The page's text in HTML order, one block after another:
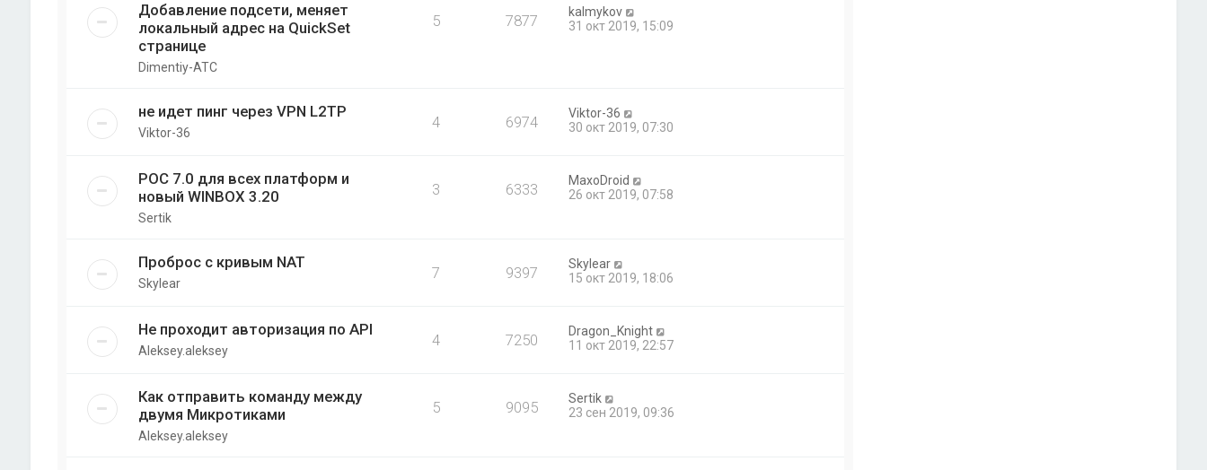
Добавление подсети, меняет
локальный адрес на QuickSet
странице
Dimentiy-ATC
5 7877
kalmykov
31 окт 2019, 15:09
не идет пинг через VPN L2TP
Viktor-36
4 6974
Viktor-36
30 окт 2019, 07:30
РОС 7.0 для всех платформ и
новый WINBOX 3.20
Sertik
3 6333
MaxoDroid
26 окт 2019, 07:58
Проброс с кривым NAT
Skylear
7 9397
Skylear
15 окт 2019, 18:06
Не проходит авторизация по API
Aleksey.aleksey
4 7250
Dragon_Knight
11 окт 2019, 22:57
Как отправить команду между
двумя Микротиками
Aleksey.aleksey
5 9095
Sertik
23 сен 2019, 09:36